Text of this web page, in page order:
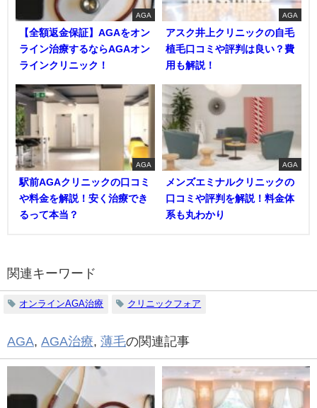
AGA
【全額返金保証】AGAをオン
ライン治療するならAGAオン
ラインクリニック！
AGA
アスク井上クリニックの自毛
植毛口コミや評判は良い？費
用も解説！
AGA
駅前AGAクリニックの口コミ
や料金を解説！安く治療でき
るって本当？
AGA
メンズエミナルクリニックの
口コミや評判を解説！料金体
系も丸わかり
関連キーワード
オンラインAGA治療 クリニックフォア
AGA, AGA治療, 薄毛の関連記事